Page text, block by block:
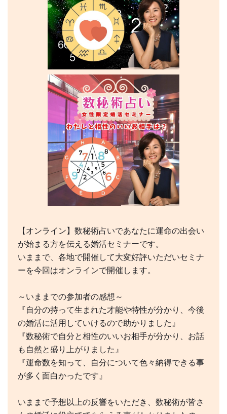
【オンライン】数秘術占いであなたに運命の出会い
が始まる方を伝える婚活セミナーです。
いままで、各地で開催して大変好評いただいセミナ
ーを今回はオンラインで開催します。
～いままでの参加者の感想～
『自分の持って生まれた才能や特性が分かり、今後
の婚活に活用していけるので助かりました』
『数秘術で自分と相性のいいお相手が分かり、お話
も自然と盛り上がりました』
『運命数を知って、自分について色々納得できる事
が多く面白かったです』
いままで予想以上の反響をいただき、数秘術が皆さ